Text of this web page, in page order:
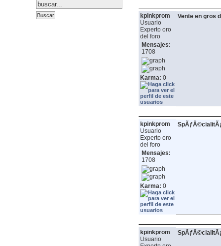
kpinkprom
Usuario
Experto oro
del foro
Mensajes:
1708
Karma: 0
Vente en gros
kpinkprom
Usuario
Experto oro
del foro
Mensajes:
1708
Karma: 0
kpinkprom
Usuario